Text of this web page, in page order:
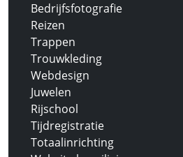
Bedrijfsfotografie
Reizen
Trappen
Trouwkleding
Webdesign
Juwelen
Rijschool
Tijdregistratie
Totaalinrichting